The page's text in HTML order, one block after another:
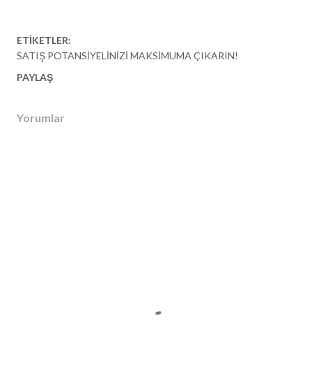
ETIKETLER:
SATIŞ POTANSIYELINIZI MAKSIMUMA ÇIKARIN!
PAYLAŞ
Yorumlar